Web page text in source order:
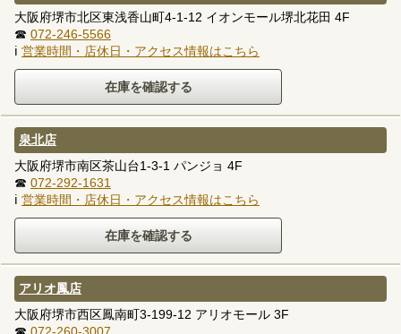
大阪府堺市北区東浅香山町4-1-12 イオンモール堺北花田 4F
☎ 072-246-5566
ℹ 営業時間・店休日・アクセス情報はこちら
泉北店
大阪府堺市南区茶山台1-3-1 パンジョ 4F
☎ 072-292-1631
ℹ 営業時間・店休日・アクセス情報はこちら
アリオ鳳店
大阪府堺市西区鳳南町3-199-12 アリオモール 3F